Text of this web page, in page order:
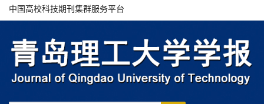
中国高校科技期刊集群服务平台